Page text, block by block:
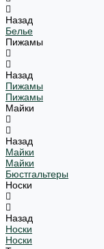
Назад
Белье
Пижамы
Назад
Пижамы
Пижамы
Майки
Назад
Майки
Майки
Бюстгальтеры
Носки
Назад
Носки
Носки